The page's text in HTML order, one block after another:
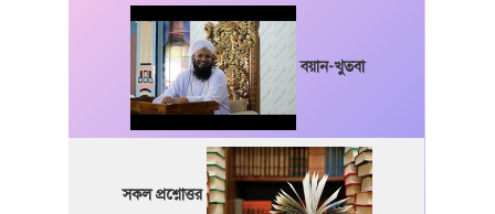
বয়ান-খুতবা
সকল প্রশ্নোত্তর